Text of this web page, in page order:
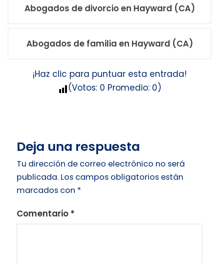
Abogados de divorcio en Hayward (CA)
Abogados de familia en Hayward (CA)
¡Haz clic para puntuar esta entrada!
(Votos: 0 Promedio: 0)
Deja una respuesta
Tu dirección de correo electrónico no será
publicada. Los campos obligatorios están
marcados con *
Comentario *